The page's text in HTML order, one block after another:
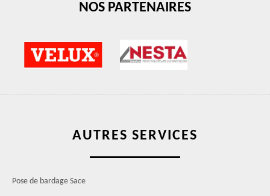
NOS PARTENAIRES
AUTRES SERVICES
Pose de bardage Sace